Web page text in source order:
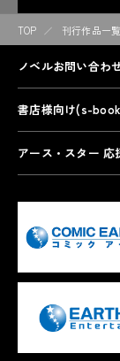
TOP 刊行作品一覧
ノベルお問い合わ
書店様向け(s-
アース・スター 応